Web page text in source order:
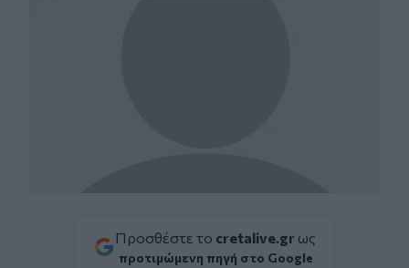
Προσθέστε το cretalive.gr ως
προτιμώμενη πηγή στο Google